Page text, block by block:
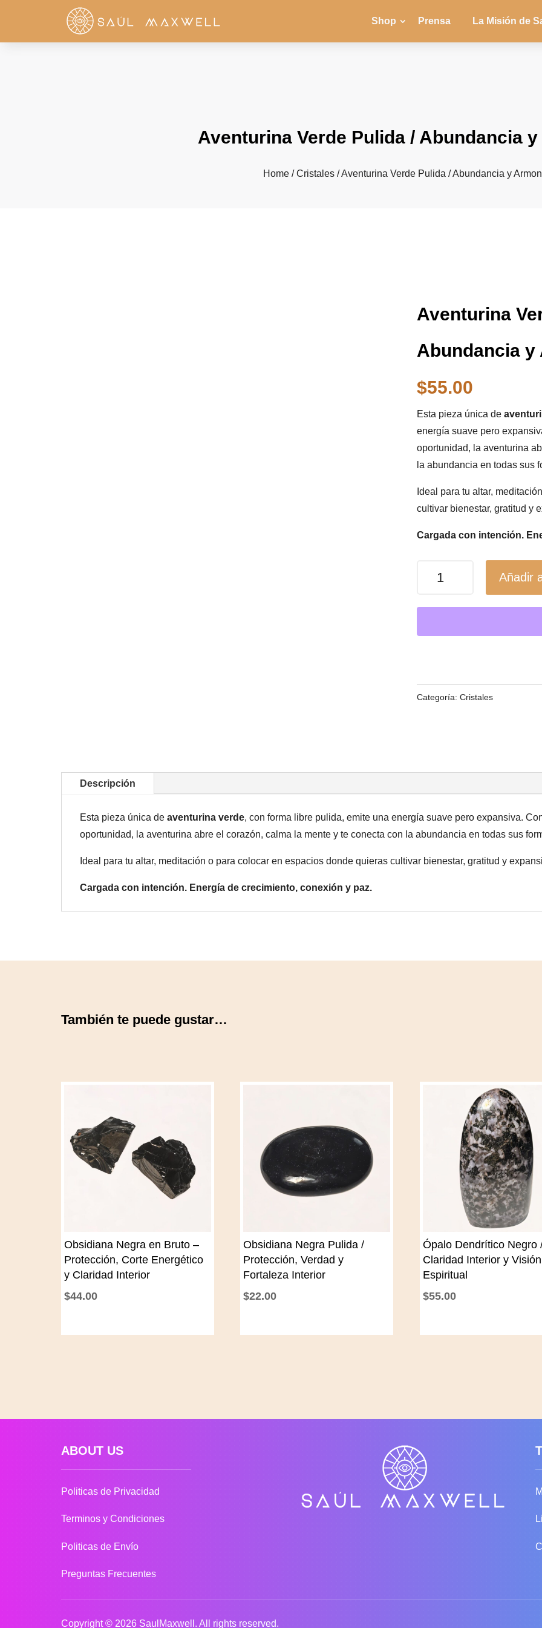
Shop Prensa La Misión de
Aventurina Verde Pulida / Abundancia
Home /Cristales / Aventurina Verde Pulida / Abundancia y
Aventurina
Abundancia y
$55.00
Esta pieza única de
energía suave pero
oportunidad, la aventurina
la abundancia en todas sus
Ideal para tu altar,
cultivar bienestar, gratitud y
Cargada con intención.
Verde
Abundancia
cantidad
Añadir
Categoría: Cristales
Descripción
Esta pieza única de aventurina verde, con forma libre pulida, emite una energía suave pero expansiva.
oportunidad, la aventurina abre el corazón, calma la mente y te conecta con la abundancia en todas sus
Ideal para tu altar, meditación o para colocar en espacios donde quieras cultivar bienestar, gratitud y
Cargada con intención. Energía de crecimiento, conexión y paz.
También te puede gustar…
Obsidiana Negra en Bruto –
Protección, Corte Energético
y Claridad Interior
$44.00
Obsidiana Negra Pulida /
Protección, Verdad y
Fortaleza Interior
$22.00
Ópalo Dendrítico Negro
Claridad Interior y Visión
Espiritual
$55.00
ABOUT US
Politicas de Privacidad
Terminos y Condiciones
Politicas de Envío
Preguntas Frecuentes
Copyright © 2026 SaulMaxwell. All rights reserved.